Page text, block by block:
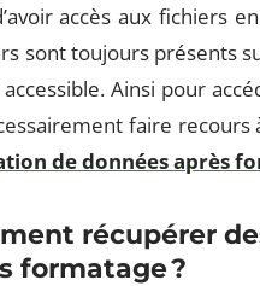
accès aux fichiers
sont toujours présents
Ainsi pour
faire recours
de données après
récupérer
formatage ?